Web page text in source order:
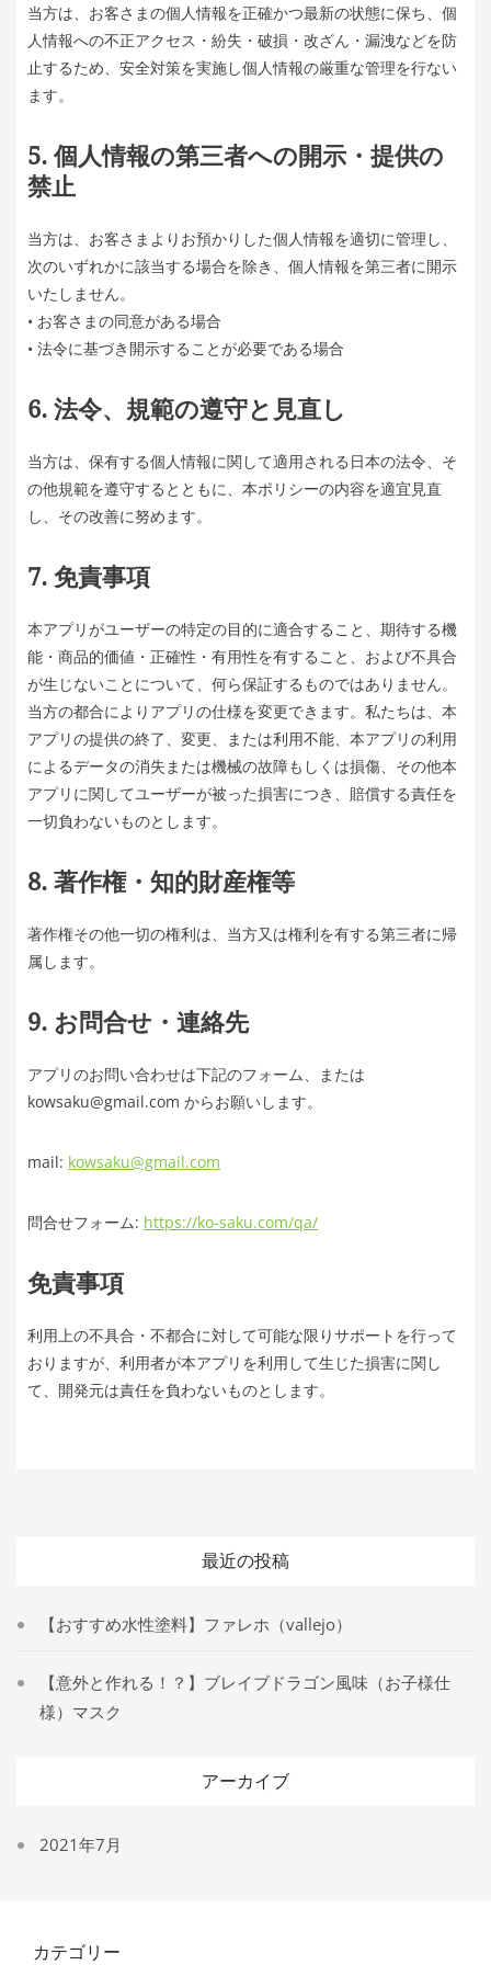
当方は、お客さまの個人情報を正確かつ最新の状態に保ち、個
人情報への不正アクセス・紛失・破損・改ざん・漏洩などを防
止するため、安全対策を実施し個人情報の厳重な管理を行ない
ます。
5. 個人情報の第三者への開示・提供の
禁止
当方は、お客さまよりお預かりした個人情報を適切に管理し、
次のいずれかに該当する場合を除き、個人情報を第三者に開示
いたしません。
• お客さまの同意がある場合
• 法令に基づき開示することが必要である場合
6. 法令、規範の遵守と見直し
当方は、保有する個人情報に関して適用される日本の法令、そ
の他規範を遵守するとともに、本ポリシーの内容を適宜見直
し、その改善に努めます。
7. 免責事項
本アプリがユーザーの特定の目的に適合すること、期待する機
能・商品的価値・正確性・有用性を有すること、および不具合
が生じないことについて、何ら保証するものではありません。
当方の都合によりアプリの仕様を変更できます。私たちは、本
アプリの提供の終了、変更、または利用不能、本アプリの利用
によるデータの消失または機械の故障もしくは損傷、その他本
アプリに関してユーザーが被った損害につき、賠償する責任を
一切負わないものとします。
8. 著作権・知的財産権等
著作権その他一切の権利は、当方又は権利を有する第三者に帰
属します。
9. お問合せ・連絡先
アプリのお問い合わせは下記のフォーム、または
kowsaku@gmail.com からお願いします。
mail: kowsaku@gmail.com
問合せフォーム: https://ko-saku.com/qa/
免責事項
利用上の不具合・不都合に対して可能な限りサポートを行って
おりますが、利用者が本アプリを利用して生じた損害に関し
て、開発元は責任を負わないものとします。
最近の投稿
【おすすめ水性塗料】ファレホ（vallejo）
【意外と作れる！？】ブレイブドラゴン風味（お子様仕
様）マスク
アーカイブ
2021年7月
カテゴリー